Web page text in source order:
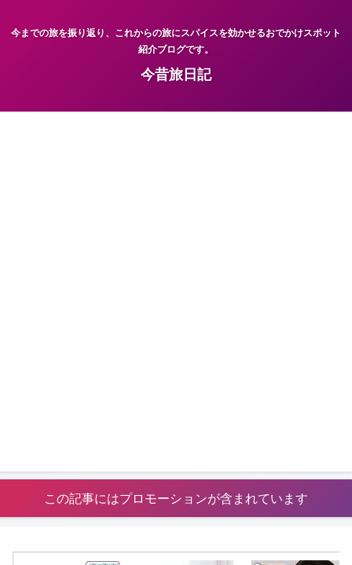
今までの旅を振り返り、これからの旅にスパイスを効かせるおでかけスポット
紹介ブログです。
今昔旅日記
この記事にはプロモーションが含まれています